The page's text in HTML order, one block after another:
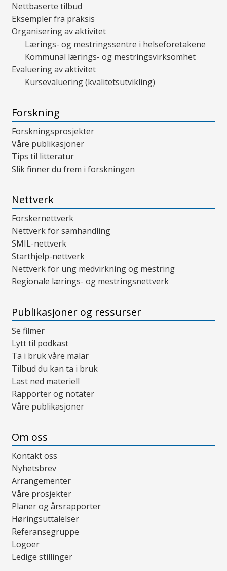
Nettbaserte tilbud
Eksempler fra praksis
Organisering av aktivitet
Lærings- og mestringssentre i helseforetakene
Kommunal lærings- og mestringsvirksomhet
Evaluering av aktivitet
Kursevaluering (kvalitetsutvikling)
Forskning
Forskningsprosjekter
Våre publikasjoner
Tips til litteratur
Slik finner du frem i forskningen
Nettverk
Forskernettverk
Nettverk for samhandling
SMIL-nettverk
Starthjelp-nettverk
Nettverk for ung medvirkning og mestring
Regionale lærings- og mestringsnettverk
Publikasjoner og ressurser
Se filmer
Lytt til podkast
Ta i bruk våre malar
Tilbud du kan ta i bruk
Last ned materiell
Rapporter og notater
Våre publikasjoner
Om oss
Kontakt oss
Nyhetsbrev
Arrangementer
Våre prosjekter
Planer og årsrapporter
Høringsuttalelser
Referansegruppe
Logoer
Ledige stillinger